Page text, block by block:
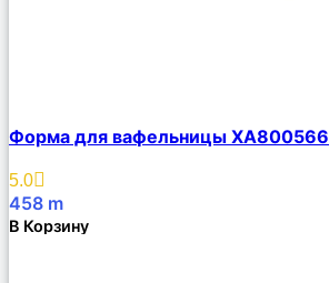
Описание
Избранное
Форма для вафельницы XA800566
5.0
458 m
В Корзину